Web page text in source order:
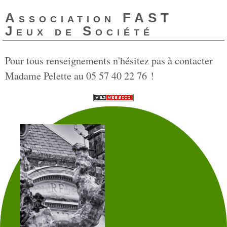
Association FAST
Jeux de Société
Pour tous renseignements n'hésitez pas à contacter
Madame Pelette au 05 57 40 22 76 !